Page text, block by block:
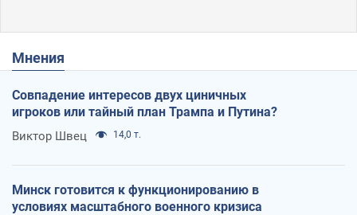
Мнения
Совпадение интересов двух циничных
игроков или тайный план Трампа и Путина?
Виктор Швец 14,0 т.
Минск готовится к функционированию в
условиях масштабного военного кризиса